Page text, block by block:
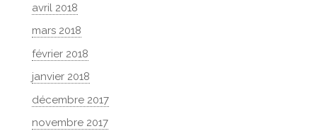
avril 2018
mars 2018
février 2018
janvier 2018
décembre 2017
novembre 2017